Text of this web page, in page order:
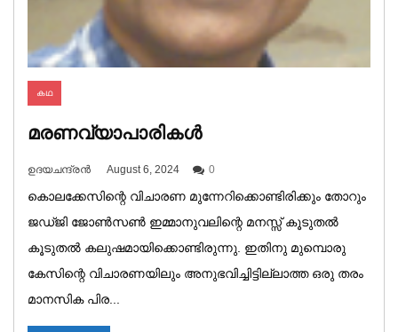
കഥ
മരണവ്യാപാരികൾ
ഉദയചന്ദ്രൻ August 6, 2024 0
കൊലക്കേസിന്റെ വിചാരണ മുന്നേറിക്കൊണ്ടിരിക്കും തോറും
ജഡ്ജി ജോൺസൺ ഇമ്മാനുവലിന്റെ മനസ്സ് കൂടുതൽ
കൂടുതൽ കലുഷമായിക്കൊണ്ടിരുന്നു. ഇതിനു മുമ്പൊരു
കേസിന്റെ വിചാരണയിലും അനുഭവിച്ചിട്ടില്ലാത്ത ഒരു തരം
മാനസിക പിര...